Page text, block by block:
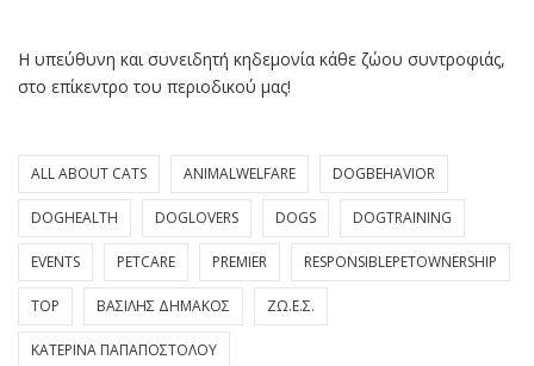
Η υπεύθυνη και συνειδητή κηδεμονία κάθε ζώου συντροφιάς,
στο επίκεντρο του περιοδικού μας!
ALL ABOUT CATS ANIMALWELFARE DOGBEHAVIOR
DOGHEALTH DOGLOVERS DOGS DOGTRAINING
EVENTS PETCARE PREMIER RESPONSIBLEPETOWNERSHIP
TOP ΒΑΣΊΛΗΣ ΔΗΜΆΚΟΣ ΖΩ.Ε.Σ.
ΚΑΤΕΡΊΝΑ ΠΑΠΑΠΟΣΤΌΛΟΥ